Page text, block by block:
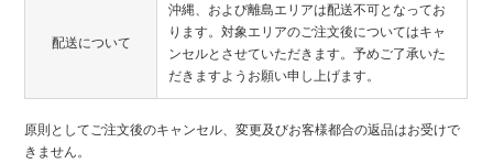
配送について
沖縄、および離島エリアは配送不可となってお
ります。対象エリアのご注文後についてはキャ
ンセルとさせていただきます。予めご了承いた
だきますようお願い申し上げます。
原則としてご注文後のキャンセル、変更及びお客様都合の返品はお受けで
きません。